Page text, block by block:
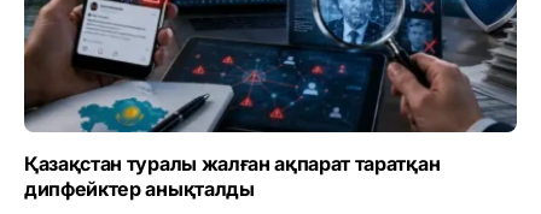
Қазақстан туралы жалған ақпарат таратқан
дипфейктер анықталды